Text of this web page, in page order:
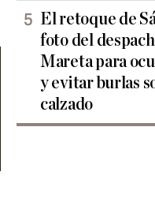
El retoque de
foto del
Mareta para
y evitar burlas
calzado